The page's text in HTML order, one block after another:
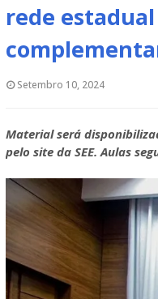
rede
Setembro 10, 2024
Material será
pelo site da SEE. Aulas